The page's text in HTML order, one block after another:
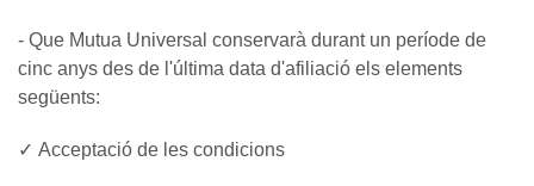
- Que Mutua Universal conservarà durant un període de
cinc anys des de l'última data d'afiliació els elements
següents:
✓ Acceptació de les condicions